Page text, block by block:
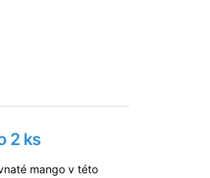
2 ks
mango v této